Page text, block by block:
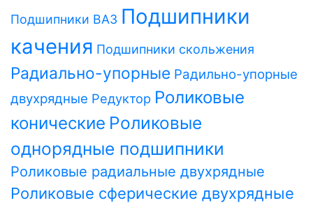
Подшипники ВАЗ Подшипники
качения Подшипники скольжения
Радиально-упорные Радильно-упорные
двухрядные Редуктор Роликовые
конические Роликовые
однорядные подшипники
Роликовые радиальные двухрядные
Роликовые сферические двухрядные